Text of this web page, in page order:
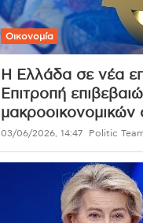
Οικονομία
Η Ελλάδα σε νέα
Επιτροπή
μακροοικονομικών
03/06/2026, 14:47 Politic